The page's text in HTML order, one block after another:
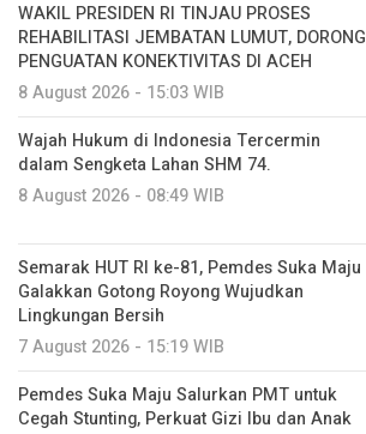
WAKIL PRESIDEN RI TINJAU PROSES
REHABILITASI JEMBATAN LUMUT, DORONG
PENGUATAN KONEKTIVITAS DI ACEH
8 August 2026 - 15:03 WIB
Wajah Hukum di Indonesia Tercermin
dalam Sengketa Lahan SHM 74.
8 August 2026 - 08:49 WIB
Semarak HUT RI ke-81, Pemdes Suka Maju
Galakkan Gotong Royong Wujudkan
Lingkungan Bersih
7 August 2026 - 15:19 WIB
Pemdes Suka Maju Salurkan PMT untuk
Cegah Stunting, Perkuat Gizi Ibu dan Anak